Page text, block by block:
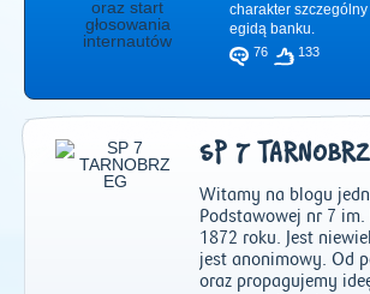
charakter
egidą banku.
76 133
SP 7
Witamy na blogu
Podstawowej nr 7 im.
1872 roku. Jest
jest anonimowy. Od
oraz propagujemy